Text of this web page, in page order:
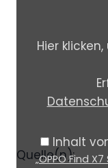
Hier
Inhalt
„OPPO Find
Quelle(n):